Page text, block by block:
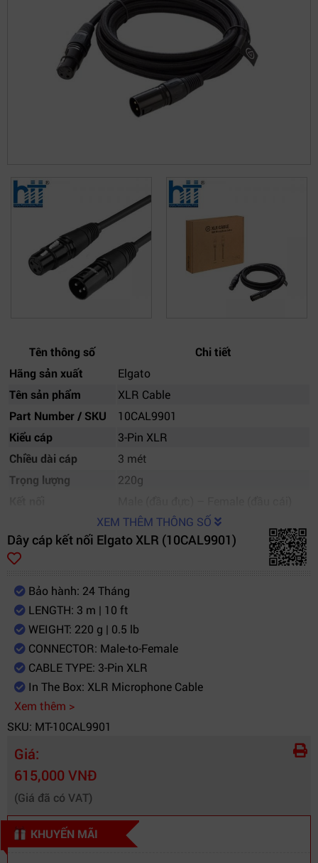
Tên thông số
Chi tiết
Hãng sản xuất
Elgato
Tên sản phẩm
XLR Cable
Part Number / SKU
10CAL9901
Kiểu cáp
3-Pin XLR
Chiều dài cáp
3 mét
Trọng lượng
220g
XEM THÊM THÔNG SỐ
Dây cáp kết nối Elgato XLR (10CAL9901)
Bảo hành: 24 Tháng
LENGTH: 3 m | 10 ft
WEIGHT: 220 g | 0.5 lb
CONNECTOR: Male-to-Female
CABLE TYPE: 3-Pin XLR
In The Box: XLR Microphone Cable
Xem thêm >
SKU: MT-10CAL9901
Giá:
615,000 VNĐ
(Giá đã có VAT)
KHUYẾN MÃI